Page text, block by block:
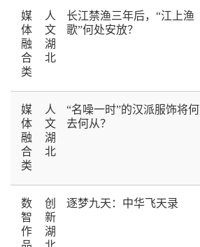
媒
体
融
合
类
人
文
湖
北
长江禁渔三年后，“江上渔
歌”何处安放？
媒
体
融
合
类
人
文
湖
北
“名噪一时”的汉派服饰将何
去何从？
数
智
作
创
新
湖
逐梦九天：中华飞天录